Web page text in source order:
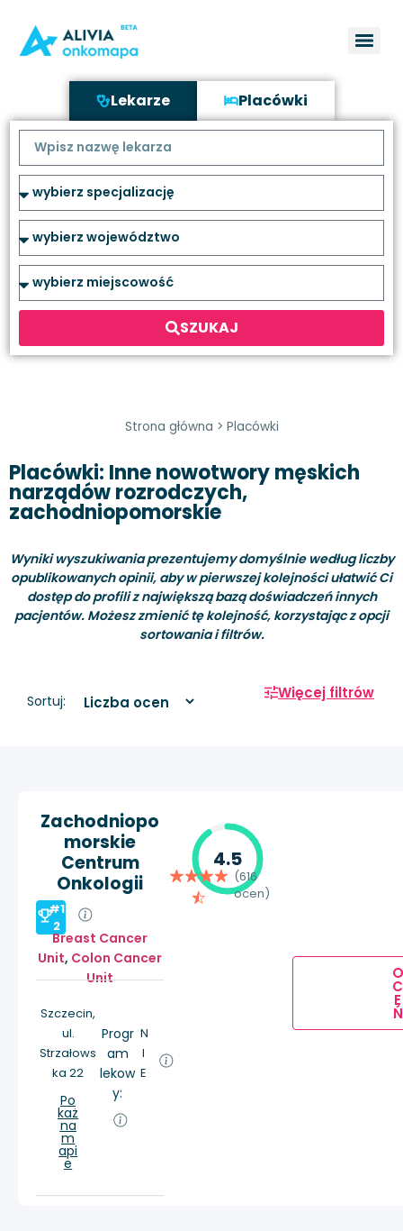
Lekarze Placówki
SZUKAJ
Strona główna > Placówki
Placówki: Inne nowotwory męskich
narządów rozrodczych,
zachodniopomorskie
Wyniki wyszukiwania prezentujemy domyślnie według liczby
opublikowanych opinii, aby w pierwszej kolejności ułatwić Ci
dostęp do profili z największą bazą doświadczeń innych
pacjentów. Możesz zmienić tę kolejność, korzystając z opcji
sortowania i filtrów.
Sortuj: Więcej filtrów
Zachodniopo
morskie
Centrum
Onkologii
#1
2
Breast Cancer
Unit, Colon Cancer
Unit
Szczecin,
ul.
Strzałows
ka 22
Po
każ
na
m
api
e
Progr
am
lekow
y:
N
I
E
4.5
(616
ocen)
O
C
E
Ń